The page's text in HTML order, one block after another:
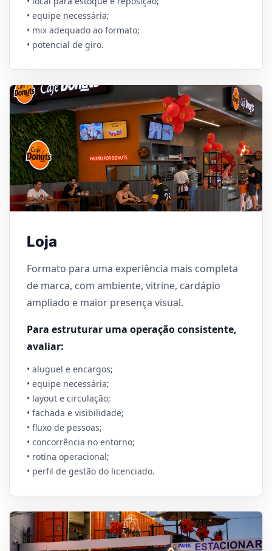
• equipe necessária;
• mix adequado ao formato;
• potencial de giro.
Loja
Formato para uma experiência mais completa
de marca, com ambiente, vitrine, cardápio
ampliado e maior presença visual.
Para estruturar uma operação consistente,
avaliar:
• aluguel e encargos;
• equipe necessária;
• layout e circulação;
• fachada e visibilidade;
• fluxo de pessoas;
• concorrência no entorno;
• rotina operacional;
• perfil de gestão do licenciado.